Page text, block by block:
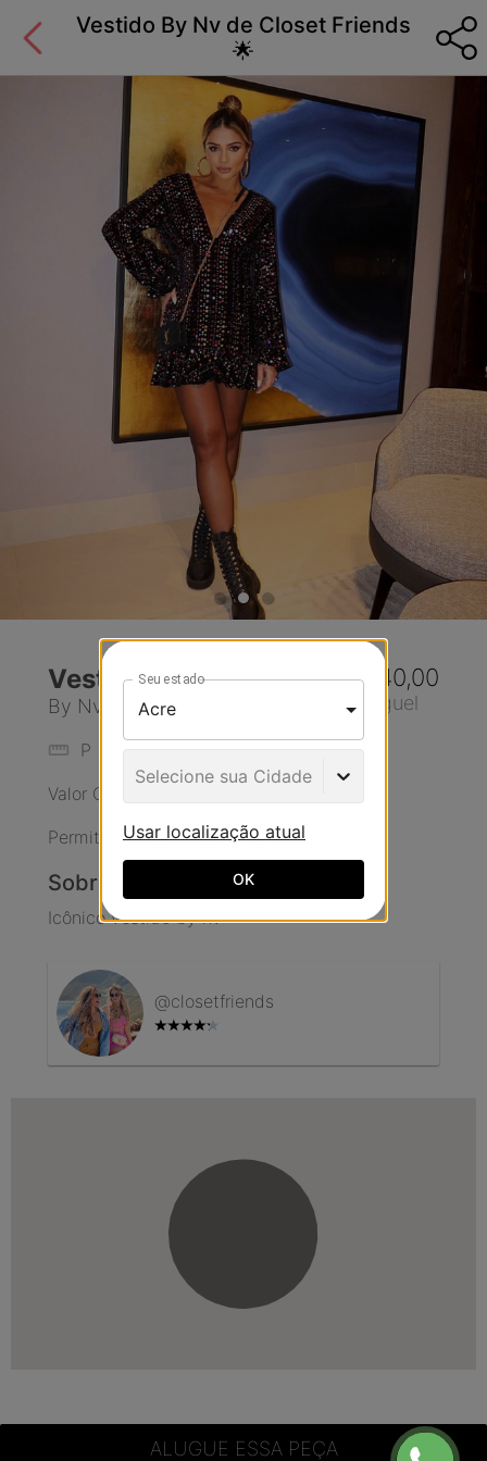
Vestido By Nv de Closet Friends
🌟
Vestido
By Nv
R$ 140,00
Aluguel
P
Preto
Valor Original Da Peça:
Permite Ajustes
Sobre a peça
Icônico vestido by nv
@closetfriends
ALUGUE ESSA PEÇA
Seu estado
Selecione sua Cidade
Usar localização atual
OK